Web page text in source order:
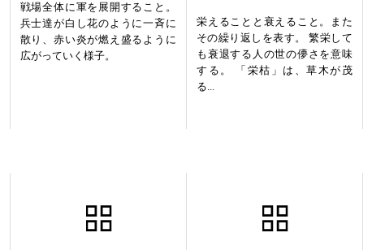
戦場全体に軍を展開すること。
兵士達が白し花のように一斉に
散り、赤い炎が燃え盛るように
広がっていく様子。
栄えることと衰えること。また
その繰り返しを表す。 繁栄して
も衰退する人の世の儚さを意味
する。 「栄枯」は、草木が茂
る...